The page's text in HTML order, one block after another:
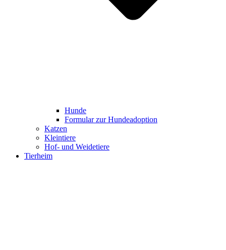
Hunde
Formular zur Hundeadoption
Katzen
Kleintiere
Hof- und Weidetiere
Tierheim